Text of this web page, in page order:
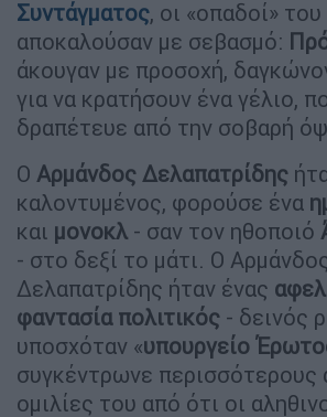
Συντάγματος, οι «οπαδοί»
αποκαλούσαν με σεβασμό:
άκουγαν με προσοχή,
για να κρατήσουν ένα γέλιο,
δραπέτευε από την σοβαρή
Ο Αρμάνδος Δελαπατρίδης
καλοντυμένος, φορούσε ένα
και μονοκλ - σαν τον ηθοποιό
- στο δεξί το μάτι. Ο
Δελαπατρίδης ήταν ένας
φαντασία πολιτικός - δεινός
υποσχόταν «υπουργείο
συγκέντρωνε περισσότερους
ομιλίες του από ότι οι